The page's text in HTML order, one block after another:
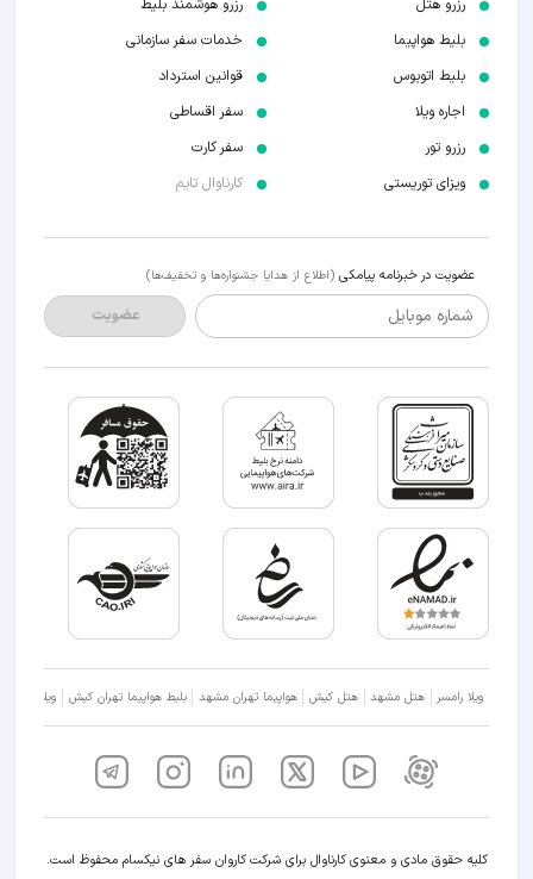
رزرو هتل
بلیط هواپیما
بلیط اتوبوس
اجاره ویلا
رزرو تور
ویزای توریستی
رزرو هوشمند بلیط
خدمات سفر سازمانی
قوانین استرداد
سفر اقساطی
سفر کارت
کارناوال تایم
عضویت در خبرنامه پیامکی (اطلاع از هدایا جشنواره‌ها و تخفیف‌ها)
شماره موبایل عضویت
ویلا رامسر هتل مشهد هتل کیش هواپیما تهران مشهد بلیط هواپیما تهران کیش ویلا شمال
کلیه حقوق مادی و معنوی کارناوال برای شرکت کاروان سفر های نیکسام محفوظ است.